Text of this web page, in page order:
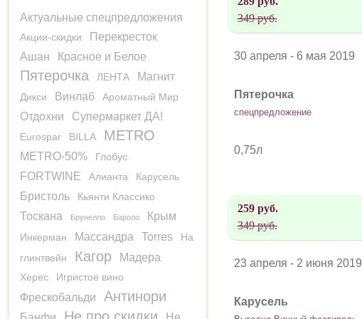
349 руб.
30 апреля - 6 мая 2019
Пятерочка
спецпредложение
0,75л
259 руб.
349 руб.
23 апреля - 2 июня 2019
Карусель
Актуальные спецпредложения
Акции-скидки
Перекресток
Ашан
Красное и Белое
Пятерочка ЛЕНТА Магнит
Дикси Винлаб Ароматный Мир
Отдохни Супермаркет ДА!
Eurospar BILLA METRO
METRO-50% Глобус
FORTWINE Алианта Карусель
Бристоль Кьянти Классико
Тоскана Брунелло Бароло Крым
Инкерман Массандра Torres
На
глинтвейн
Кагор Мадера
Херес Игристое вино
Фрескобальди Антинори